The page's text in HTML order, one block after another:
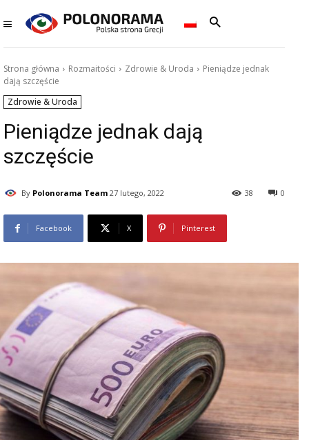
Strona główna Rozmaitości Zdrowie & Uroda
Pieniądze jednak
dają szczęście
Zdrowie & Uroda
Pieniądze jednak dają
szczęście
By Polonorama Team 27 lutego, 2022 0
38
Facebook X Pinterest